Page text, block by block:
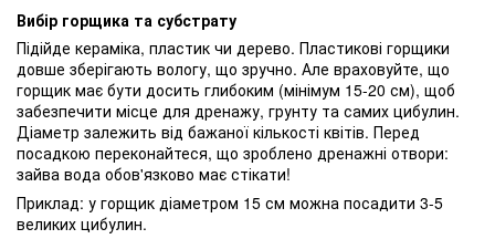
Вибір горщика та субстрату
Підійде кераміка, пластик чи дерево. Пластикові горщики
довше зберігають вологу, що зручно. Але враховуйте, що
горщик має бути досить глибоким (мінімум 15-20 см), щоб
забезпечити місце для дренажу, грунту та самих цибулин.
Діаметр залежить від бажаної кількості квітів. Перед
посадкою переконайтеся, що зроблено дренажні отвори:
зайва вода обов'язково має стікати!
Приклад: у горщик діаметром 15 см можна посадити 3-5
великих цибулин.